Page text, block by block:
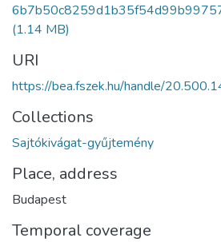
(1.14 MB)
URI
https://bea.fszek.hu/handle/
Collections
Sajtókivágat-gyűjtemény
Place, address
Budapest
Temporal coverage